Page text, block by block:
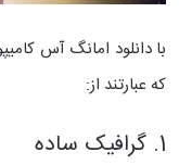
با دانلود امانگ آس
که عبارتند از:
1. گرافیک ساده